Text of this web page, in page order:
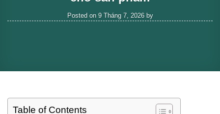
Posted on 9 Tháng 7, 2026by
Table of Contents